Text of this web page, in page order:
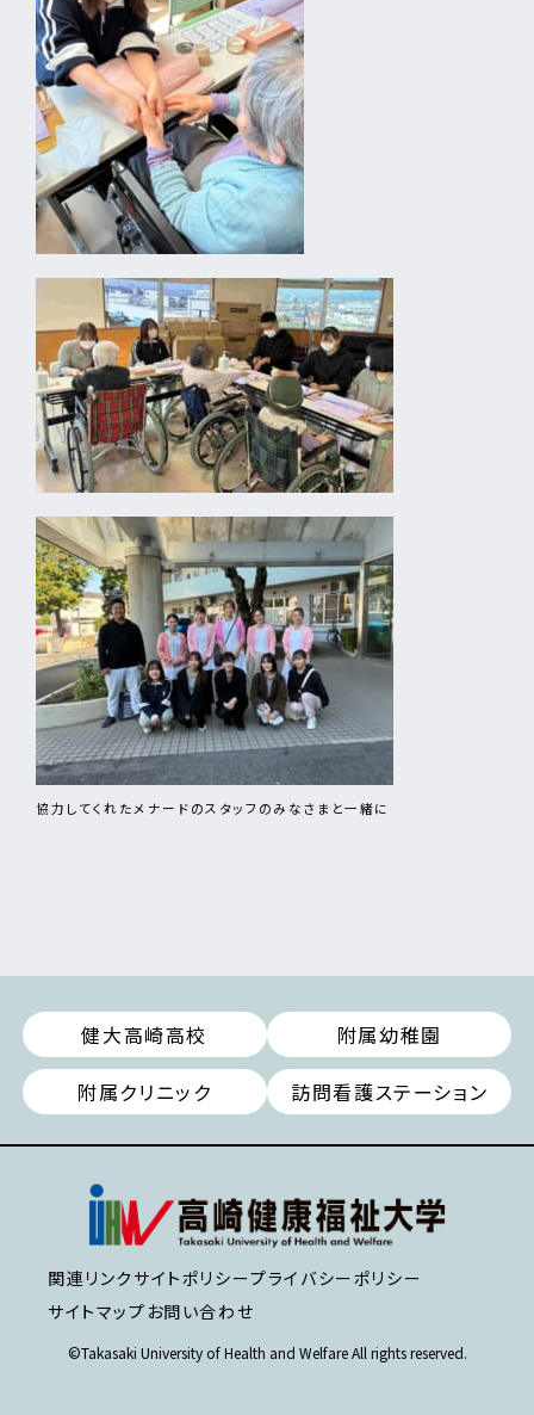
協力してくれたメナードのスタッフのみなさまと一緒に
健大高崎高校
附属幼稚園
附属クリニック
訪問看護ステーション
関連リンク サイトポリシープライバシーポリシー
サイトマップ お問い合わせ
©Takasaki University of Health and Welfare All rights reserved.